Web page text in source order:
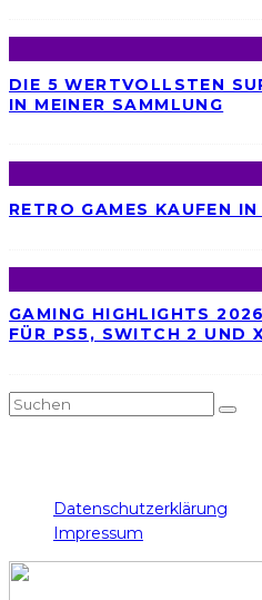
DIE 5 WERTVOLLSTEN
IN MEINER SAMMLUNG
RETRO GAMES KAUFEN
GAMING HIGHLIGHTS
FÜR PS5, SWITCH 2 UND
Datenschutzerklärung
Impressum